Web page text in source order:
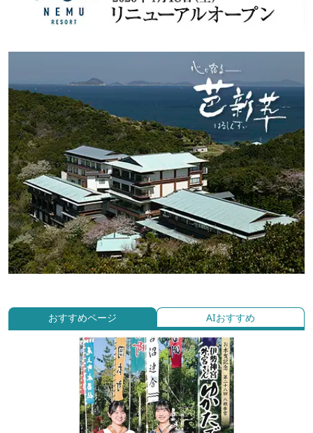
おすすめページ AIおすすめ